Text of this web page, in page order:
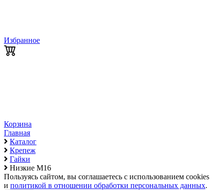
Избранное
Корзина
Главная
Каталог
Крепеж
Гайки
Низкие М16
Пользуясь сайтом, вы соглашаетесь с использованием cookies
и политикой в отношении обработки персональных данных.